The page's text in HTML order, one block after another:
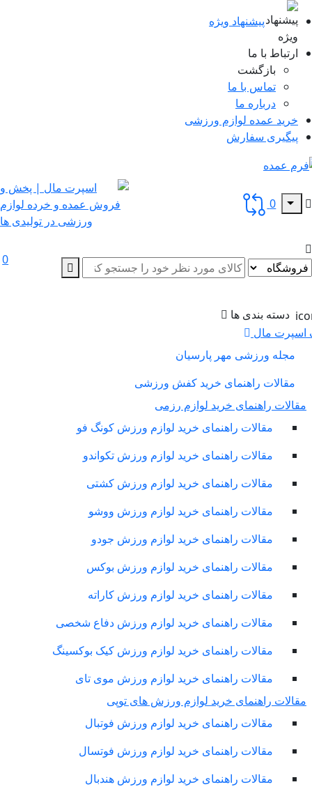
پیشنهاد ویژه
با ما
بازگشت
تماس با ما
درباره ما
عمده لوازم ورزشی
سفارش
0
دسته بندی ها
مال
مجله ورزشی مهر پارسیان
مقالات راهنمای خرید کفش ورزشی
راهنمای خرید لوازم رزمی
مقالات راهنمای خرید لوازم ورزش کونگ فو
مقالات راهنمای خرید لوازم ورزش تکواندو
مقالات راهنمای خرید لوازم ورزش کشتی
مقالات راهنمای خرید لوازم ورزش ووشو
مقالات راهنمای خرید لوازم ورزش جودو
مقالات راهنمای خرید لوازم ورزش بوکس
مقالات راهنمای خرید لوازم ورزش کاراته
مقالات راهنمای خرید لوازم ورزش دفاع شخصی
مقالات راهنمای خرید لوازم ورزش کیک بوکسینگ
مقالات راهنمای خرید لوازم ورزش موی تای
راهنمای خرید لوازم ورزش های توپی
مقالات راهنمای خرید لوازم ورزش فوتبال
مقالات راهنمای خرید لوازم ورزش فوتسال
مقالات راهنمای خرید لوازم ورزش هندبال